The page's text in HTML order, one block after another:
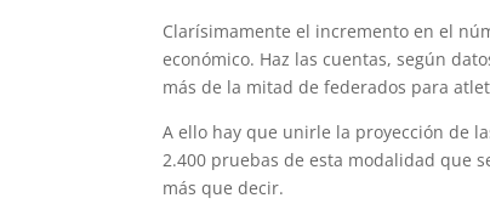
Clarísimamente el incremento en el
económico. Haz las cuentas, según
más de la mitad de federados para
A ello hay que unirle la proyección de
2.400 pruebas de esta modalidad que
más que decir.